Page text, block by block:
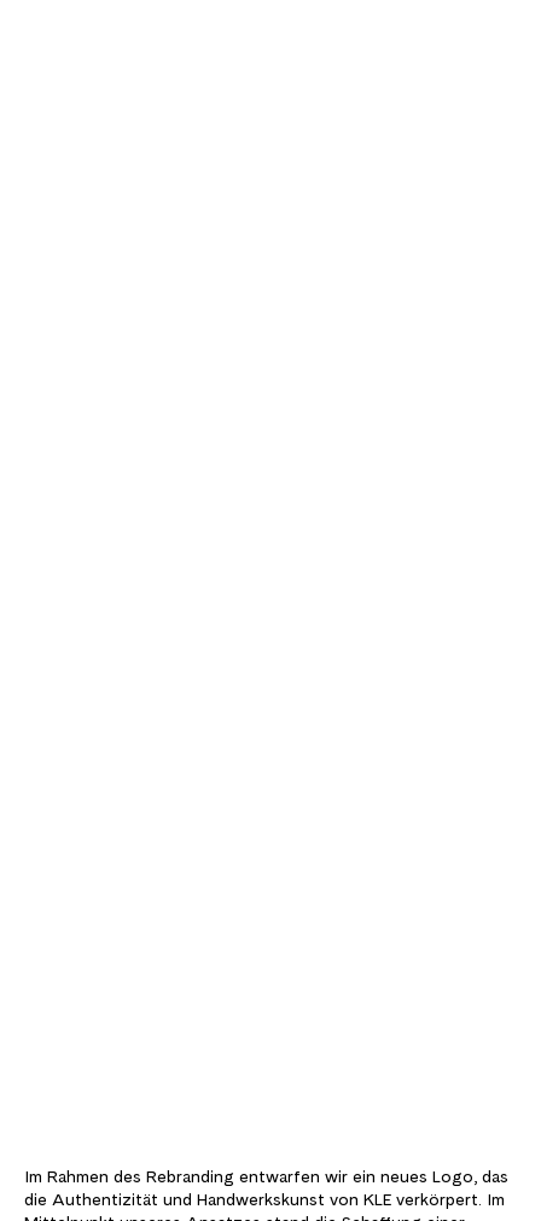
Im Rahmen des Rebranding entwarfen wir ein neues Logo, das
die Authentizität und Handwerkskunst von KLE verkörpert. Im